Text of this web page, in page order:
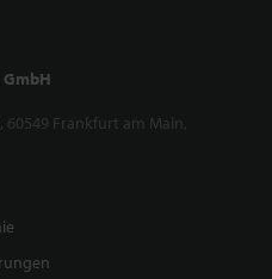
GmbH
60549 Frankfurt am Main,